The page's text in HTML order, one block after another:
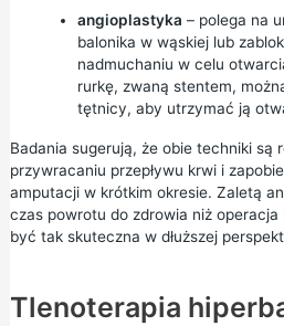
angioplastyka – polega na
balonika w wąskiej lub
nadmuchaniu w celu
rurkę, zwaną stentem,
tętnicy, aby utrzymać ją
Badania sugerują, że obie techniki są
przywracaniu przepływu krwi i
amputacji w krótkim okresie. Zaletą
czas powrotu do zdrowia niż
być tak skuteczna w dłuższej
Tlenoterapia